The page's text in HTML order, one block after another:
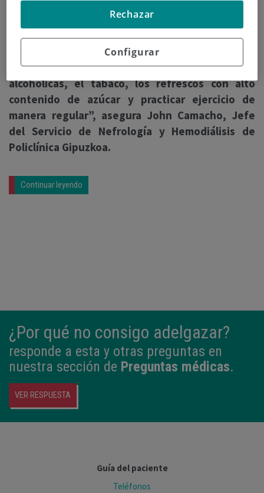
El mejor esquema de prevención y tratamiento
para tener unos riñones sanos es tener una
alimentación saludable con un consumo
moderado de sal, llevar de forma diaria una
buena hidratación, dejando a un lado las bebidas
alcohólicas, el tabaco, los refrescos con alto
contenido de azúcar y practicar ejercicio de
manera regular”, asegura John Camacho, Jefe
del Servicio de Nefrología y Hemodiálisis de
Policlínica Gipuzkoa.
Continuar leyendo
¿Por qué no consigo adelgazar?
responde a esta y otras preguntas en
nuestra sección de Preguntas médicas.
VER RESPUESTA
Guía del paciente
Teléfonos
Configurar
Rechazar